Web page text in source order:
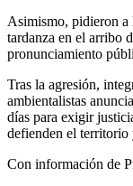
Asimismo, pidieron a
tardanza en el arribo
pronunciamiento
Tras la agresión,
ambientalistas
días para exigir
defienden el territorio
Con información de